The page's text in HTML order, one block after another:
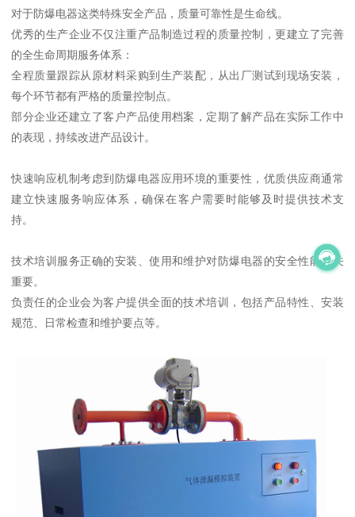
对于防爆电器这类特殊安全产品，质量可靠性是生命线。
优秀的生产企业不仅注重产品制造过程的质量控制，更建立了完善
的全生命周期服务体系：
全程质量跟踪从原材料采购到生产装配，从出厂测试到现场安装，
每个环节都有严格的质量控制点。
部分企业还建立了客户产品使用档案，定期了解产品在实际工作中
的表现，持续改进产品设计。
快速响应机制考虑到防爆电器应用环境的重要性，优质供应商通常
建立快速服务响应体系，确保在客户需要时能够及时提供技术支
持。
技术培训服务正确的安装、使用和维护对防爆电器的安全性能至关
重要。
负责任的企业会为客户提供全面的技术培训，包括产品特性、安装
规范、日常检查和维护要点等。